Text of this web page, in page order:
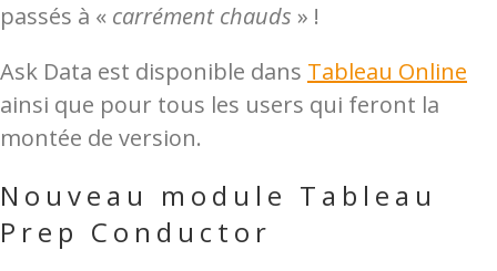
passés à « carrément chauds » !
Ask Data est disponible dans Tableau Online
ainsi que pour tous les users qui feront la
montée de version.
Nouveau module Tableau
Prep Conductor